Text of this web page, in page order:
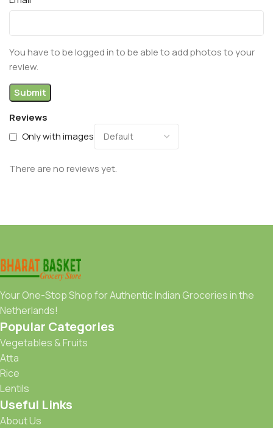
Reviews
Only with images
There are no reviews yet.
You have to be logged in to be able to add photos to your
review.
Your One-Stop Shop for Authentic Indian Groceries in the
Netherlands!
Popular Categories
Vegetables & Fruits
Atta
Rice
Lentils
Useful Links
About Us